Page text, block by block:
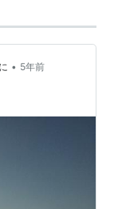
• 5年前